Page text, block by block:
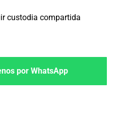
custodia compartida
por WhatsApp